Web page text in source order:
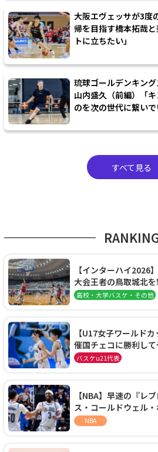
大阪エヴェッサが3度
帰を目指す橋本拓哉
トに立ちたい」
琉球ゴールデンキン
山内盛久（前編）「
のを次の世代に繋いで
すべて見る
【インターハイ2026
大会王者の鳥取城北
阜女子に完勝、大会3
高校・大学バスケ・その他
【U17女子ワールド
催国チェコに勝利し
通過！準々決勝の相
バスケu21代表
【NBA】早速の『レ
ス・コールドウェル
ーズに1年契約で加入
NBA